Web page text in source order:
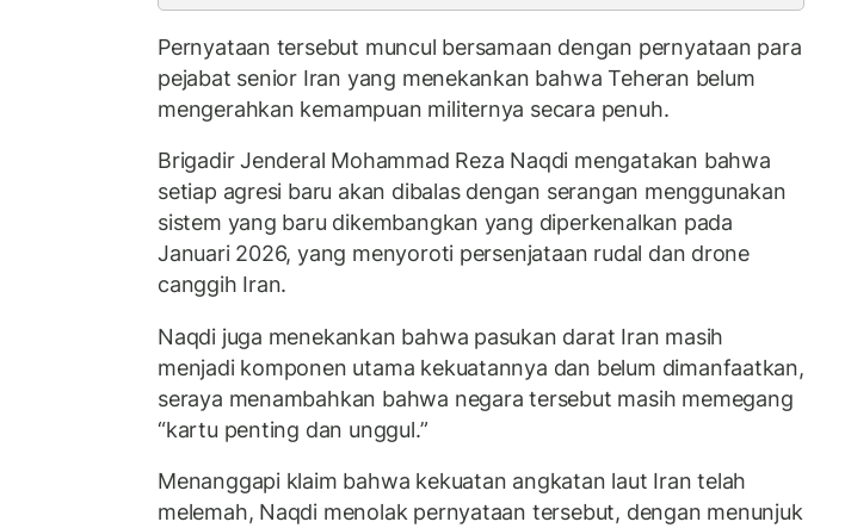
Pernyataan tersebut muncul bersamaan dengan pernyataan para
pejabat senior Iran yang menekankan bahwa Teheran belum
mengerahkan kemampuan militernya secara penuh.
Brigadir Jenderal Mohammad Reza Naqdi mengatakan bahwa
setiap agresi baru akan dibalas dengan serangan menggunakan
sistem yang baru dikembangkan yang diperkenalkan pada
Januari 2026, yang menyoroti persenjataan rudal dan drone
canggih Iran.
Naqdi juga menekankan bahwa pasukan darat Iran masih
menjadi komponen utama kekuatannya dan belum dimanfaatkan,
seraya menambahkan bahwa negara tersebut masih memegang
“kartu penting dan unggul.”
Menanggapi klaim bahwa kekuatan angkatan laut Iran telah
melemah, Naqdi menolak pernyataan tersebut, dengan menunjuk